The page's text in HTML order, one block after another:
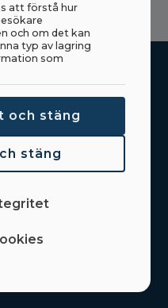
att förstå hur
och om det kan
typ av lagring
som
och stäng
stäng